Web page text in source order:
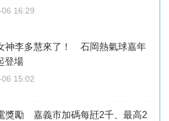
16:29
神李多慧來了！ 石岡熱氣球嘉年
登場
15:02
獎勵 嘉義市加碼每瓩2千、最高2